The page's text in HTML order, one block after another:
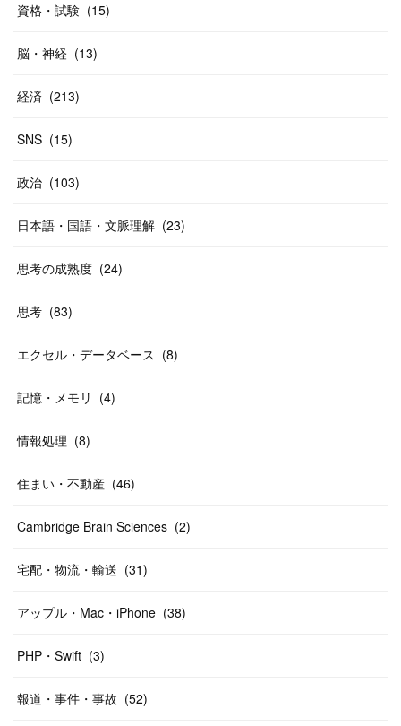
資格・試験 (15)
脳・神経 (13)
経済 (213)
SNS (15)
政治 (103)
日本語・国語・文脈理解 (23)
思考の成熟度 (24)
思考 (83)
エクセル・データベース (8)
記憶・メモリ (4)
情報処理 (8)
住まい・不動産 (46)
Cambridge Brain Sciences (2)
宅配・物流・輸送 (31)
アップル・Mac・iPhone (38)
PHP・Swift (3)
報道・事件・事故 (52)